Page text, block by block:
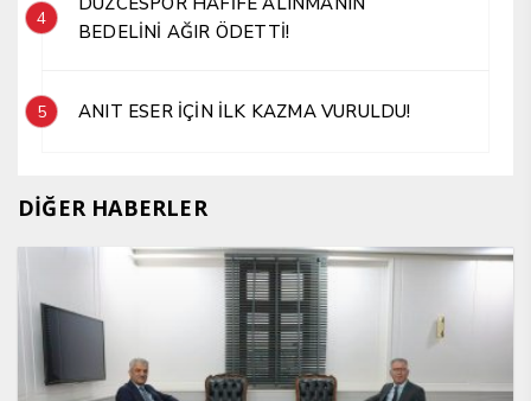
4
BEDELİNİ AĞIR ÖDETTİ!
5 ANIT ESER İÇİN İLK KAZMA VURULDU!
DİĞER HABERLER